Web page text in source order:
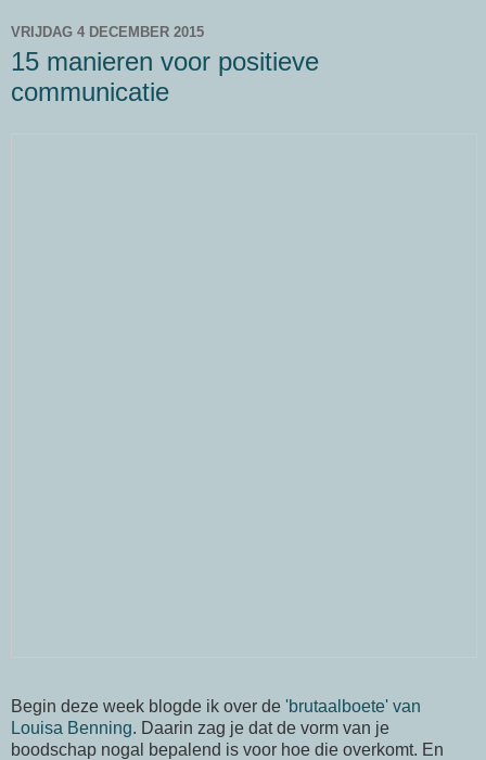
VRIJDAG 4 DECEMBER 2015
15 manieren voor positieve
communicatie
Begin deze week blogde ik over de 'brutaalboete' van
Louisa Benning. Daarin zag je dat de vorm van je
boodschap nogal bepalend is voor hoe die overkomt. En